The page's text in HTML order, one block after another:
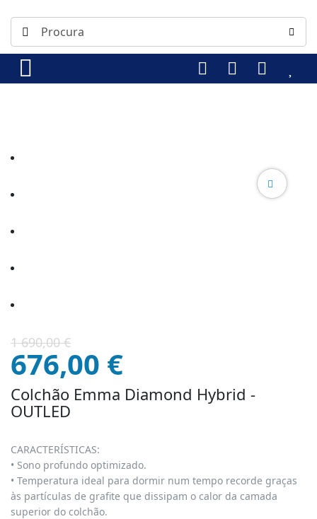
1 690,00€
O
preço
original
era:
1
690,00 €.
676,00 €
O
preço
atual
é:
676,00 €.
Colchão Emma Diamond Hybrid -
OUTLED
CARACTERÍSTICAS:
• Sono profundo optimizado.
• Temperatura ideal para dormir num tempo recorde graças
às partículas de grafite que dissipam o calor da camada
superior do colchão.